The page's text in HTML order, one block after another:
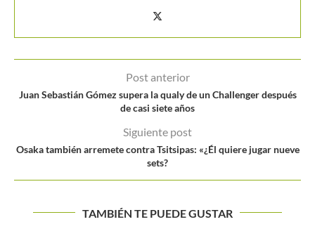
Post anterior
Juan Sebastián Gómez supera la qualy de un Challenger después
de casi siete años
Siguiente post
Osaka también arremete contra Tsitsipas: «¿Él quiere jugar nueve
sets?
TAMBIÉN TE PUEDE GUSTAR